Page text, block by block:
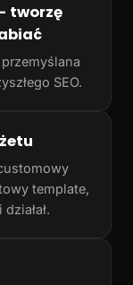
tworzę
SEO.
template,